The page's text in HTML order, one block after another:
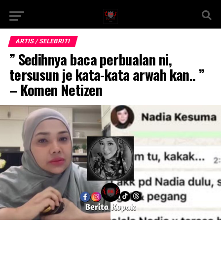
ARTIS / SELEBRITI
” Sedihnya baca perbualan ni,
tersusun je kata-kata arwah kan.. ”
– Komen Netizen